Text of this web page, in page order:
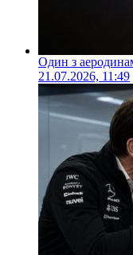
Один з
21.07.2026, 11:49